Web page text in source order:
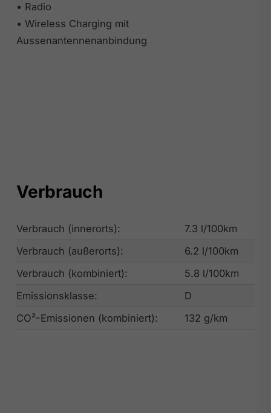
• Radio
• Wireless Charging mit
Aussenantennenanbindung
Verbrauch
Verbrauch (innerorts):
7.3 l/100km
Verbrauch (außerorts):
6.2 l/100km
Verbrauch (kombiniert):
5.8 l/100km
Emissionsklasse:
D
CO²-Emissionen (kombiniert):
132 g/km